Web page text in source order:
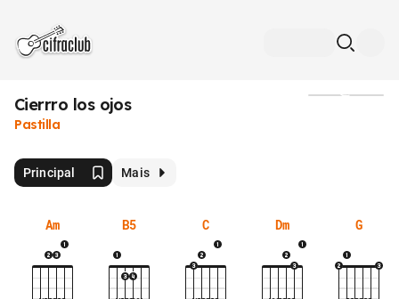
Cierrro los ojos
Pastilla
Principal Mais
Am B5 C Dm G